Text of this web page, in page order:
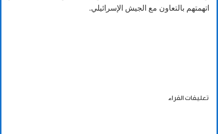
اتهمتهم بالتعاون مع الجيش الإسرائيلي.
تعليقات القراء